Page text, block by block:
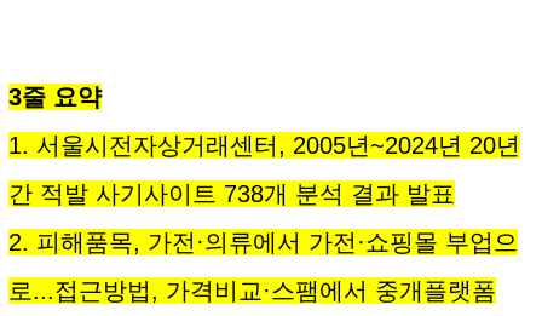
3줄 요약
1. 서울시전자상거래센터, 2005년~2024년 20년
간 적발 사기사이트 738개 분석 결과 발표
2. 피해품목, 가전·의류에서 가전·쇼핑몰 부업으
로...접근방법, 가격비교·스팸에서 중개플랫폼